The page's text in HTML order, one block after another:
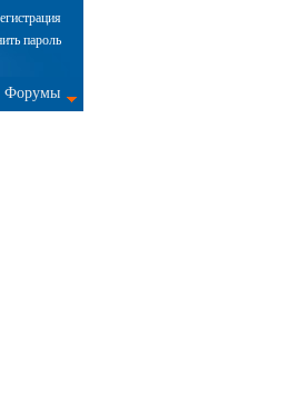
пароль
Форумы